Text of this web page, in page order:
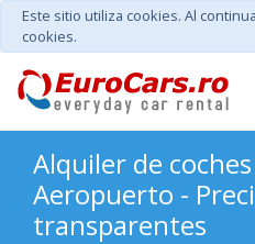
Este sitio utiliza cookies. Al
cookies.
Alquiler de
Aeropuerto -
transparentes